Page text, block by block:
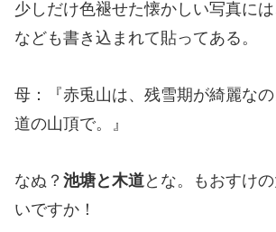
少しだけ色褪せた懐かしい写真に
なども書き込まれて貼ってある。
母：『赤兎山は、残雪期が綺麗な
道の山頂で。』
なぬ？ 池塘と木道とな。もおすけ
いですか！